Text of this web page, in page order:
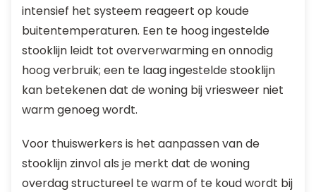
intensief het systeem reageert op koude
buitentemperaturen. Een te hoog ingestelde
stooklijn leidt tot oververwarming en onnodig
hoog verbruik; een te laag ingestelde stooklijn
kan betekenen dat de woning bij vriesweer niet
warm genoeg wordt.
Voor thuiswerkers is het aanpassen van de
stooklijn zinvol als je merkt dat de woning
overdag structureel te warm of te koud wordt bij